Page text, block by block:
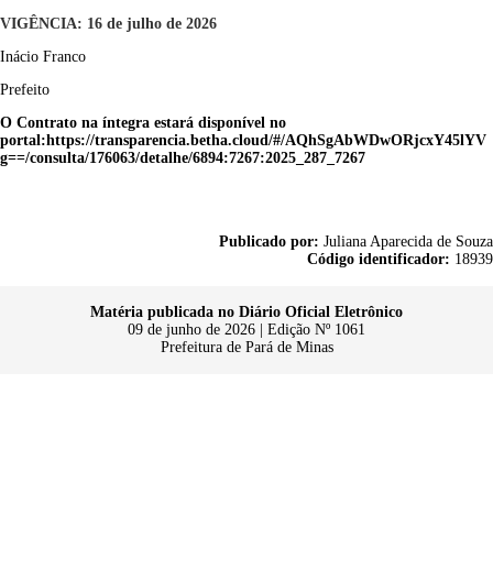
VIGÊNCIA: 16 de julho de 2026
Inácio Franco
Prefeito
O Contrato na íntegra estará disponível no
portal:https://transparencia.betha.cloud/#/AQhSgAbWDwORjcxY45lYV
g==/consulta/176063/detalhe/6894:7267:2025_287_7267
Publicado por: Juliana Aparecida de Souza
Código identificador: 18939
Matéria publicada no Diário Oficial Eletrônico
09 de junho de 2026 | Edição Nº 1061
Prefeitura de Pará de Minas